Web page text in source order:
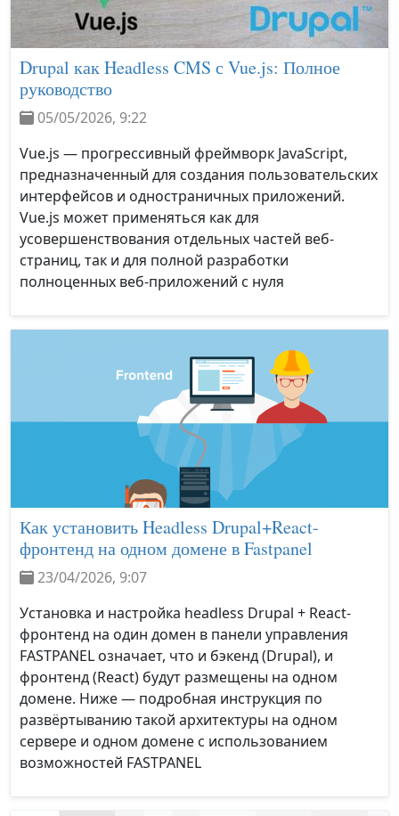
Drupal как Headless CMS с Vue.js: Полное
руководство
05/05/2026, 9:22
Vue.js — прогрессивный фреймворк JavaScript,
предназначенный для создания пользовательских
интерфейсов и одностраничных приложений.
Vue.js может применяться как для
усовершенствования отдельных частей веб-
страниц, так и для полной разработки
полноценных веб-приложений с нуля
Как установить Headless Drupal+React-
фронтенд на одном домене в Fastpanel
23/04/2026, 9:07
Установка и настройка headless Drupal + React-
фронтенд на один домен в панели управления
FASTPANEL означает, что и бэкенд (Drupal), и
фронтенд (React) будут размещены на одном
домене. Ниже — подробная инструкция по
развёртыванию такой архитектуры на одном
сервере и одном домене с использованием
возможностей FASTPANEL